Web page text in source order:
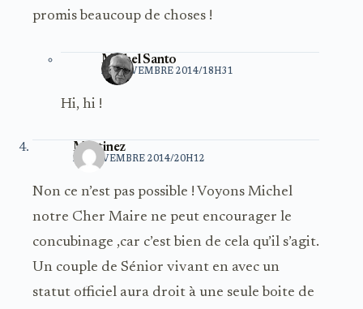
promis beaucoup de choses !
Michel Santo
21 NOVEMBRE 2014/18H31
Hi, hi !
Martinez
21 NOVEMBRE 2014/20H12
Non ce n’est pas possible ! Voyons Michel
notre Cher Maire ne peut encourager le
concubinage ,car c’est bien de cela qu’il s’agit.
Un couple de Sénior vivant en avec un
statut officiel aura droit à une seule boite de